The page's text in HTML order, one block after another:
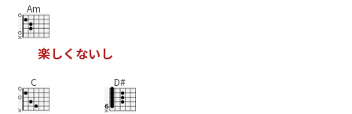
Am
楽しく ないし
C D#